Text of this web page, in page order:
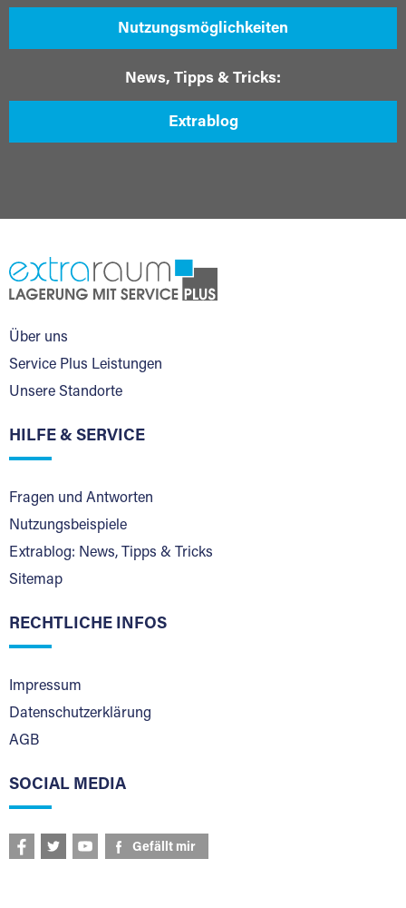
Nutzungsmöglichkeiten
News, Tipps & Tricks:
Extrablog
Über uns
Service Plus Leistungen
Unsere Standorte
HILFE & SERVICE
Fragen und Antworten
Nutzungsbeispiele
Extrablog: News, Tipps & Tricks
Sitemap
RECHTLICHE INFOS
Impressum
Datenschutzerklärung
AGB
SOCIAL MEDIA
Gefällt mir